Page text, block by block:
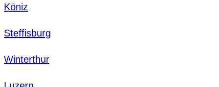
Köniz
Steffisburg
Winterthur